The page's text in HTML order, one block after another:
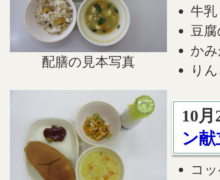
配膳の見本写真
牛乳
豆
か
り
10
ン献
コ